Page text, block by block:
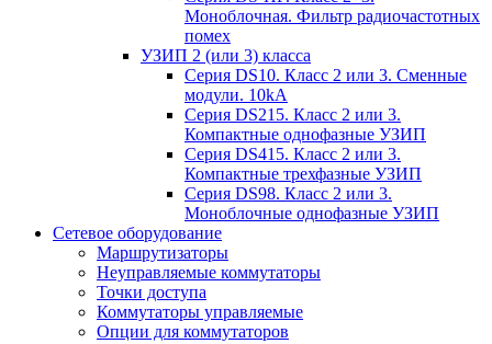
Моноблочная. Фильтр радиочастотных
помех
УЗИП 2 (или 3) класса
Серия DS10. Класс 2 или 3. Сменные
модули. 10kA
Серия DS215. Класс 2 или 3.
Компактные однофазные УЗИП
Серия DS415. Класс 2 или 3.
Компактные трехфазные УЗИП
Серия DS98. Класс 2 или 3.
Моноблочные однофазные УЗИП
Сетевое оборудование
Маршрутизаторы
Неуправляемые коммутаторы
Точки доступа
Коммутаторы управляемые
Опции для коммутаторов